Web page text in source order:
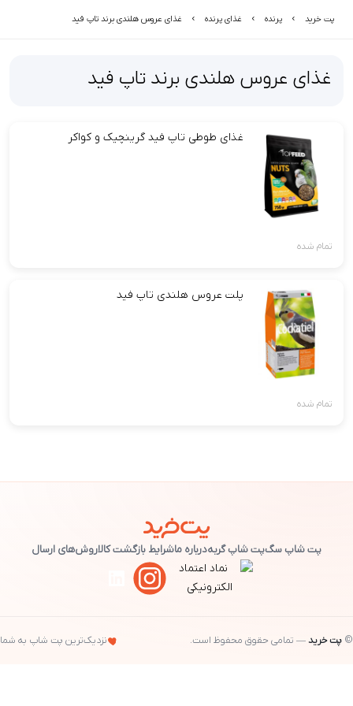
پت خرید پرنده غذای پرنده غذای عروس هلندی برند تاپ فید
غذای عروس هلندی برند تاپ فید
غذای طوطی تاپ فید گرینچیک و کواکر
تمام شده
پلت عروس هلندی تاپ فید
تمام شده
پت شاپ سگپت شاپ گربهدرباره ماشرایط بازگشت کالاروش‌های ارسال
© پت خرید— تمامی حقوق محفوظ است. نزدیک‌ترین پت شاپ به شما